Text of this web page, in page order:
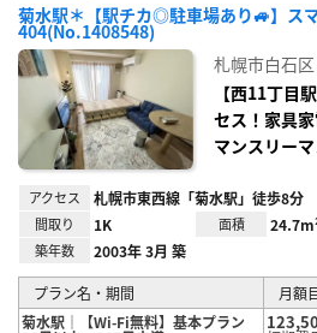
菊水駅＊【駅チカ◎駐車場あり🚙】ス
404(No.1408548)
札幌市白石区
【西11丁目
セス！家具
マンスリー
アクセス 札幌市東西線「菊水駅」徒歩8分
間取り 1K 面積
築年数 2003年 3月 築
プラン名・期間
月額
菊水駅｜【Wi-Fi無料】基本プラン